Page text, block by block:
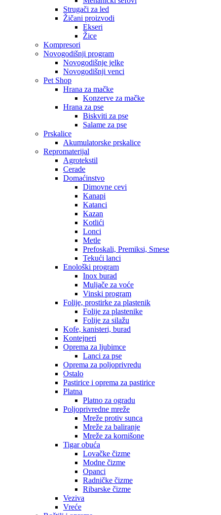
Strugači za led
Žičani proizvodi
Ekseri
Žice
Kompresori
Novogodišnji program
Novogodišnje jelke
Novogodišnji venci
Pet Shop
Hrana za mačke
Konzerve za mačke
Hrana za pse
Biskviti za pse
Salame za pse
Prskalice
Akumulatorske prskalice
Repromaterijal
Agrotekstil
Cerade
Domaćinstvo
Dimovne cevi
Kanapi
Katanci
Kazan
Kotlići
Lonci
Metle
Prefoskali, Premiksi, Smese
Tekući lanci
Enološki program
Inox burad
Muljače za voće
Vinski program
Folije, prostirke za plastenik
Folije za plastenike
Folije za silažu
Kofe, kanisteri, burad
Kontejneri
Oprema za ljubimce
Lanci za pse
Oprema za poljoprivredu
Ostalo
Pastirice i oprema za pastirice
Platna
Platno za ogradu
Poljoprivredne mreže
Mreže protiv sunca
Mreže za baliranje
Mreže za kornišone
Tigar obuća
Lovačke čizme
Modne čizme
Opanci
Radničke čizme
Ribarske čizme
Veziva
Vreće